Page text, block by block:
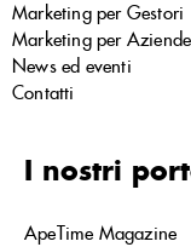
Marketing per Gestori
Marketing per Aziende
News ed eventi
Contatti
I nostri
ApeTime Magazine